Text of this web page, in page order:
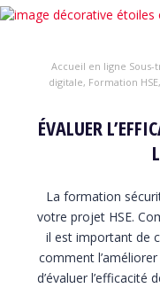
Accueil en ligne Sous-
digitale, Formation HSE,
ÉVALUER
La formation
votre projet HSE.
il est important de
comment
d’évaluer